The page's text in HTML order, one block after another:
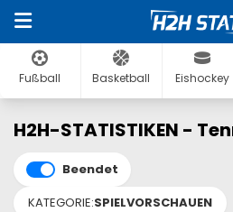
Fußball Basketball Eishockey
H2H-STATISTIKEN -
Beendet
KATEGORIE:SPIELVORSCHAUEN